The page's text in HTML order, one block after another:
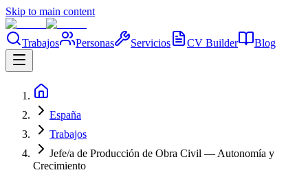
Skip to main content
Trabajos Personas Servicios CV Builder Blog
España
Trabajos
Jefe/a de Producción de Obra Civil — Autonomía y
Crecimiento